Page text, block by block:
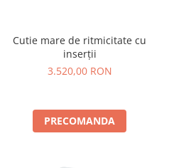
Cutie mare de ritmicitate cu
inserții
3.520,00 RON
PRECOMANDA